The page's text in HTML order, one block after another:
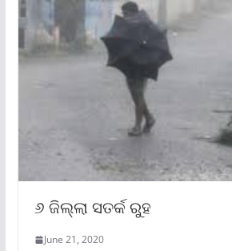
୬ ଜିଲ୍ଲା ସତର୍କ ରୁହ
June 21, 2020